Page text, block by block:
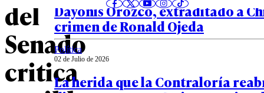
del
Senado
critica
Dayonis Orozco, extraditado a
crimen de Ronald Ojeda
Política
02 de Julio de 2026
La herida que la Contraloría